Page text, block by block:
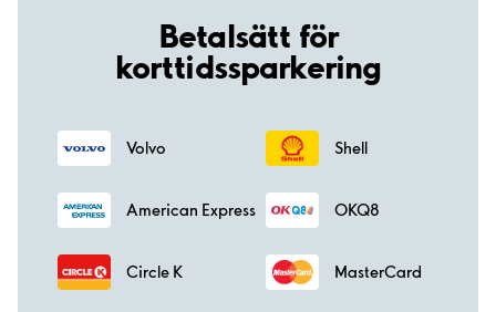
Betalsätt för
korttidssparkering
Volvo Shell
American Express OKQ8
Circle K MasterCard